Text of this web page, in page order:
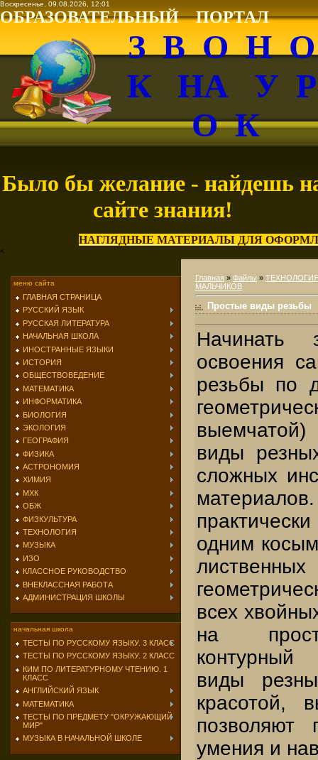
Воскресенье, 09.08.2026, 12:01
ОБРАЗОВАТЕЛЬНЫЙ ПОРТАЛ
З В О Н
К НА У
О К
Было бы желание - найдешь
сайте знания!
НАГЛЯДНЫЕ МАТЕРИАЛЫ ДЛЯ
<
меню сайта
ГЛАВНАЯ СТРАНИЦА
РУССКИЙ ЯЗЫК
РУССКАЯ ЛИТЕРАТУРА
НАЧАЛЬНАЯ ШКОЛА
ИНОСТРАННЫЕ ЯЗЫКИ
ИСТОРИЯ
ОБЩЕСТВОВЕДЕНИЕ
МАТЕМАТИКА
ИНФОРМАТИКА
БИОЛОГИЯ
ЭКОЛОГИЯ
ГЕОГРАФИЯ
ФИЗИКА
АСТРОНОМИЯ
ХИМИЯ
МХК
ОБЖ
ФИЗКУЛЬТУРА
ТЕХНОЛОГИЯ
МУЗЫКА
ИЗО
КЛАССНОЕ РУКОВОДСТВО
ВНЕКЛАССНАЯ РАБОТА
АДМИНИСТРАЦИЯ ШКОЛЫ
начальная школа
ТЕСТЫ ПО РУССКОМУ ЯЗЫКУ. 3 КЛАСС
ТЕСТЫ ПО РУССКОМУ ЯЗЫКУ. 2 КЛАСС
КИМ ПО ЛИТЕРАТУРНОМУ ЧТЕНИЮ. 1
КЛАСС
АНГЛИЙСКИЙ ЯЗЫК
МАТЕМАТИКА
ТЕСТЫ ПО ПРЕДМЕТУ "ОКРУЖАЮЩИЙ
МИР"
МУЗЫКА В НАЧАЛЬНОЙ ШКОЛЕ
Главная » Файлы »
МАЛЬЧИКОВ
Простые виды резьбы
Начинать
освоения
резьбы по
виды
сложных
одним
всех
на
контурный
виды
красотой,
позволяют
умения и